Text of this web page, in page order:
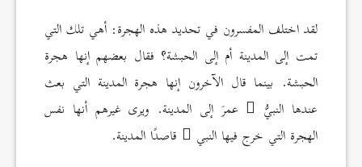
لقد اختلف المفسرون في تحديد هذه الهجرة: أهي تلك التي
تمت إلى المدينة أم إلى الحبشة؟ فقال بعضهم إنها هجرة
الحبشة. بينما قال الآخرون إنها هجرة المدينة التي بعث
عندها النبيُّ
عمرَ إلى المدينة. ويرى غيرهم أنها نفس
الهجرة التي خرج فيها النبي
قاصدًا المدينة.